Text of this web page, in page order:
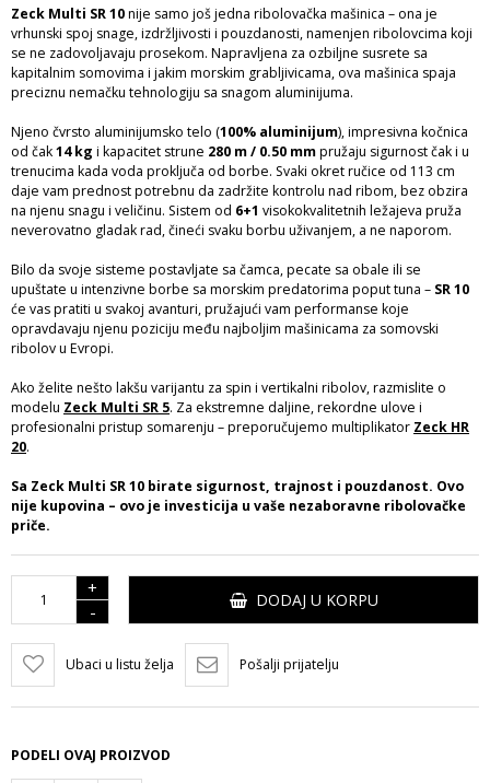
Zeck Multi SR 10nije samo još jedna ribolovačka mašinica – ona je
vrhunski spoj snage, izdržljivosti i pouzdanosti, namenjen ribolovcima koji
se ne zadovoljavaju prosekom. Napravljena za ozbiljne susrete sa
kapitalnim somovima i jakim morskim grabljivicama, ova mašinica spaja
preciznu nemačku tehnologiju sa snagom aluminijuma.
Njeno čvrsto aluminijumsko telo (100% aluminijum), impresivna kočnica
od čak14 kg i kapacitet strune 280 m / 0.50 mmpružaju sigurnost čak i u
trenucima kada voda proključa od borbe. Svaki okret ručice od 113 cm
daje vam prednost potrebnu da zadržite kontrolu nad ribom, bez obzira
na njenu snagu i veličinu. Sistem od 6+1 visokokvalitetnih ležajeva pruža
neverovatno gladak rad, čineći svaku borbu uživanjem, a ne naporom.
Bilo da svoje sisteme postavljate sa čamca, pecate sa obale ili se
upuštate u intenzivne borbe sa morskim predatorima poput tuna – SR 10
će vas pratiti u svakoj avanturi, pružajući vam performanse koje
opravdavaju njenu poziciju među najboljim mašinicama za somovski
ribolov u Evropi.
Ako želite nešto lakšu varijantu za spin i vertikalni ribolov, razmislite o
modelu Zeck Multi SR 5. Za ekstremne daljine, rekordne ulove i
profesionalni pristup somarenju – preporučujemo multiplikator Zeck HR
20.
Sa Zeck Multi SR 10 birate sigurnost, trajnost i pouzdanost. Ovo
nije kupovina – ovo je investicija u vaše nezaboravne ribolovačke
priče.
+
-
DODAJ U KORPU
Ubaci u listu želja Pošalji prijatelju
PODELI OVAJ PROIZVOD